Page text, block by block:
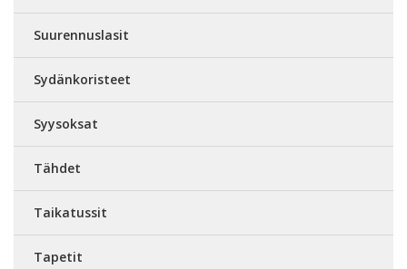
Suurennuslasit
Sydänkoristeet
Syysoksat
Tähdet
Taikatussit
Tapetit